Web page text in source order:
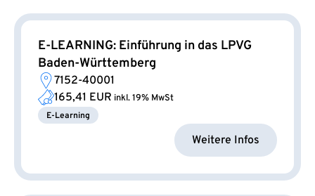
E-LEARNING: Einführung in das LPVG
Baden-Württemberg
7152-40001
165,41 EUR inkl. 19% MwSt
E-Learning
Weitere Infos